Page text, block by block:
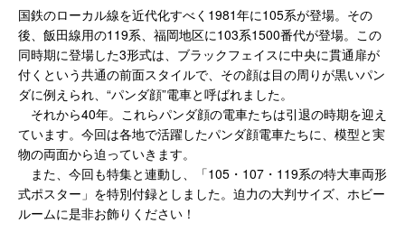
国鉄のローカル線を近代化すべく1981年に105系が登場。その
後、飯田線用の119系、福岡地区に103系1500番代が登場。この
同時期に登場した3形式は、ブラックフェイスに中央に貫通扉が
付くという共通の前面スタイルで、その顔は目の周りが黒いパン
ダに例えられ、“パンダ顔”電車と呼ばれました。
それから40年。これらパンダ顔の電車たちは引退の時期を迎え
ています。今回は各地で活躍したパンダ顔電車たちに、模型と実
物の両面から迫っていきます。
また、今回も特集と連動し、「105・107・119系の特大車両形
式ポスター」を特別付録としました。迫力の大判サイズ、ホビー
ルームに是非お飾りください！